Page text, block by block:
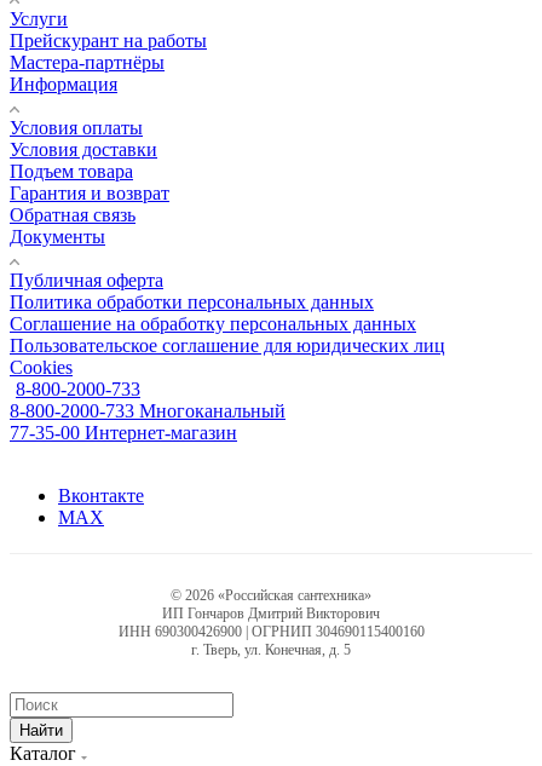
Услуги
Прейскурант на работы
Мастера-партнёры
Информация
Условия оплаты
Условия доставки
Подъем товара
Гарантия и возврат
Обратная связь
Документы
Публичная оферта
Политика обработки персональных данных
Соглашение на обработку персональных данных
Пользовательское соглашение для юридических лиц
Cookies
8-800-2000-733
8-800-2000-733 Многоканальный
77-35-00 Интернет-магазин
Вконтакте
MAX
© 2026 «Российская сантехника»
ИП Гончаров Дмитрий Викторович
ИНН 690300426900 | ОГРНИП 304690115400160
г. Тверь, ул. Конечная, д. 5
Найти
Каталог